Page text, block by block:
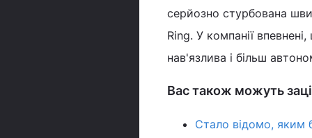
серйозно стурбована
Ring. У компанії
нав'язлива і більш
Вас також можуть
Стало відомо, яким